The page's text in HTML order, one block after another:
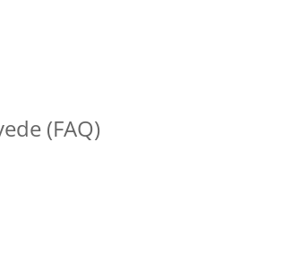
(FAQ)